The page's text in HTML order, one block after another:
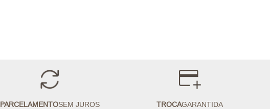
PARCELAMENTOSEM JUROS TROCAGARANTIDA